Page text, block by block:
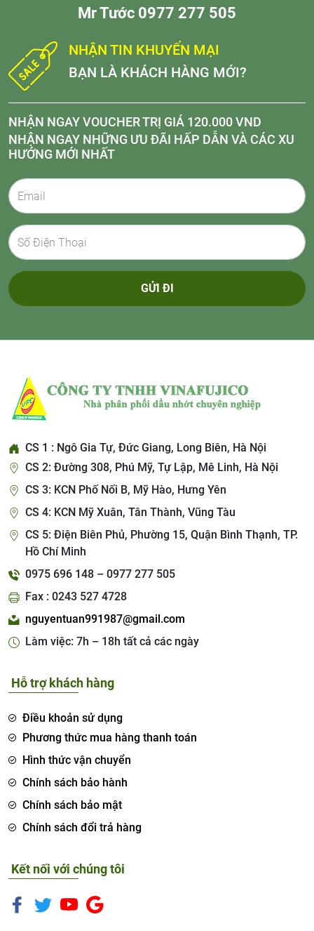
Mr Tước 0977 277 505
NHẬN TIN KHUYẾN MẠI
BẠN LÀ KHÁCH HÀNG MỚI?
NHẬN NGAY VOUCHER TRỊ GIÁ 120.000 VND
NHẬN NGAY NHỮNG ƯU ĐÃI HẤP DẪN VÀ CÁC XU
HƯỚNG MỚI NHẤT
GỬI ĐI
CS 1 : Ngô Gia Tự, Đức Giang, Long Biên, Hà Nội
CS 2: Đường 308, Phú Mỹ, Tự Lập, Mê Linh, Hà Nội
CS 3: KCN Phố Nối B, Mỹ Hào, Hưng Yên
CS 4: KCN Mỹ Xuân, Tân Thành, Vũng Tàu
CS 5: Điện Biên Phủ, Phường 15, Quận Bình Thạnh, TP.
Hồ Chí Minh
0975 696 148 – 0977 277 505
Fax : 0243 527 4728
nguyentuan991987@gmail.com
Làm việc: 7h – 18h tất cả các ngày
Hỗ trợ khách hàng
Điều khoản sử dụng
Phương thức mua hàng thanh toán
Hình thức vận chuyển
Chính sách bảo hành
Chính sách bảo mật
Chính sách đổi trả hàng
Kết nối với chúng tôi